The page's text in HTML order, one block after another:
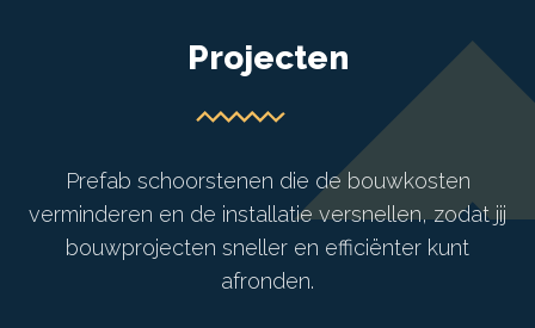
Projecten
Prefab schoorstenen die de bouwkosten
verminderen en de installatie versnellen, zodat jij
bouwprojecten sneller en efficiënter kunt
afronden.